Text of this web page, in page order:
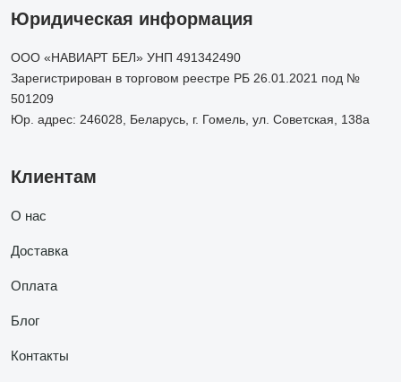
Юридическая информация
ООО «НАВИАРТ БЕЛ» УНП 491342490
Зарегистрирован в торговом реестре РБ 26.01.2021 под №
501209
Юр. адрес: 246028, Беларусь, г. Гомель, ул. Советская, 138а
Клиентам
О нас
Доставка
Оплата
Блог
Контакты